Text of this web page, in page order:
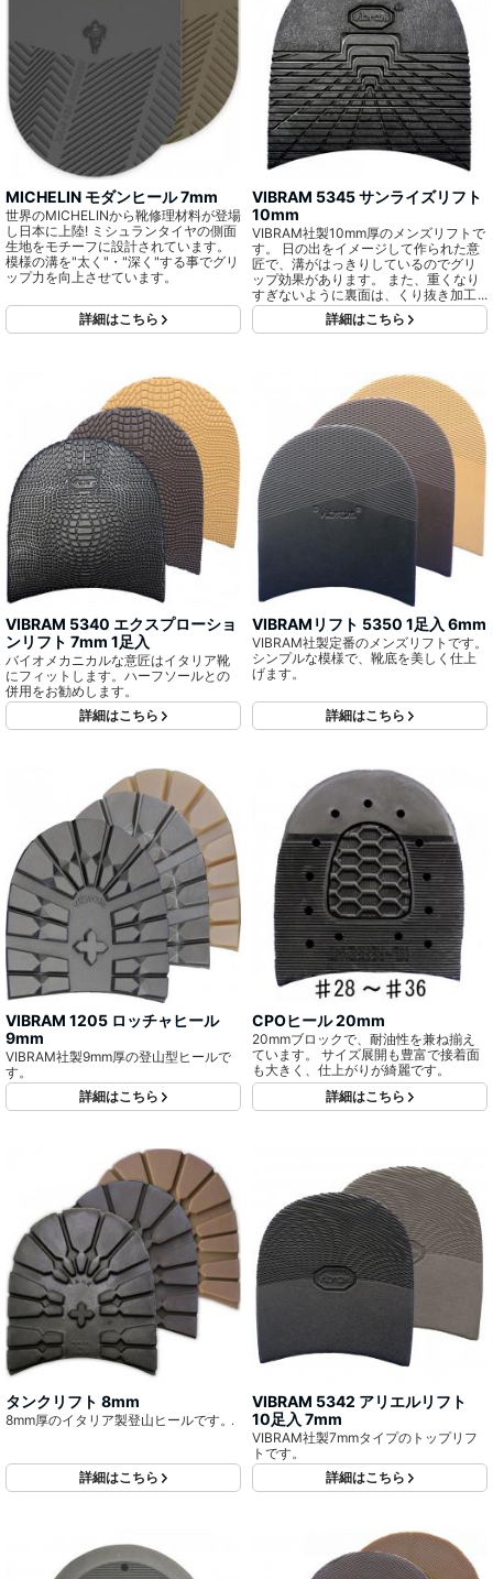
MICHELIN モダンヒール 7mm
世界のMICHELINから靴修理材料が登場
し日本に上陸! ミシュランタイヤの側面
生地をモチーフに設計されています。
模様の溝を"太く"・"深く"する事でグリ
ップ力を向上させています。
詳細はこちら
VIBRAM 5345 サンライズリフト
10mm
VIBRAM社製10mm厚のメンズリフトで
す。 日の出をイメージして作られた意
匠で、溝がはっきりしているのでグリ
ップ効果があります。 また、重くなり
すぎないように裏面は、くり抜き加工
がされています。
詳細はこちら
VIBRAM 5340 エクスプローショ
ンリフト 7mm 1足入
バイオメカニカルな意匠はイタリア靴
にフィットします。ハーフソールとの
併用をお勧めします。
詳細はこちら
VIBRAMリフト 5350 1足入 6mm
VIBRAM社製定番のメンズリフトです。
シンプルな模様で、靴底を美しく仕上
げます。
詳細はこちら
VIBRAM 1205 ロッチャヒール
9mm
VIBRAM社製9mm厚の登山型ヒールで
す。
詳細はこちら
CPOヒール 20mm
20mmブロックで、耐油性を兼ね揃え
ています。 サイズ展開も豊富で接着面
も大きく、仕上がりが綺麗です。
詳細はこちら
タンクリフト 8mm
8mm厚のイタリア製登山ヒールです。
詳細はこちら
VIBRAM 5342 アリエルリフト
10足入 7mm
VIBRAM社製7mmタイプのトップリフ
トです。
詳細はこちら